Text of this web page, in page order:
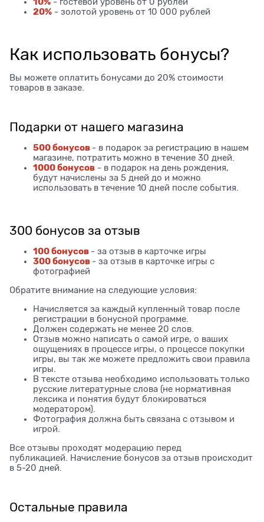
20% - золотой уровень от 10 000 рублей
Как использовать бонусы?
Вы можете оплатить бонусами до 20% стоимости
товаров в заказе.
Подарки от нашего магазина
500 бонусов - в подарок за регистрацию в нашем
магазине, потратить можно в течение 30 дней.
1000 бонусов - в подарок на день рождения,
будут начислены за 5 дней до и можно
использовать в течение 10 дней после события.
300 бонусов за отзыв
100 бонусов - за отзыв в карточке игры
300 бонусов - за отзыв в карточке игры с
фотографией
Обратите внимание на следующие условия:
Начисляется за каждый купленный товар после
регистрации в бонусной программе.
Должен содержать не менее 20 слов.
Отзыв можно написать о самой игре, о ваших
ощущениях в процессе игры, о процессе покупки
игры, вы так же можете предложить свои правила
игры.
В тексте отзыва необходимо использовать только
русские литературные слова (не нормативная
лексика и понятия будут блокироваться
модератором).
Фотография должна быть связана с отзывом и
игрой.
Все отзывы проходят модерацию перед
публикацией. Начисление бонусов за отзыв происходит
в 5-20 дней.
Остальные правила